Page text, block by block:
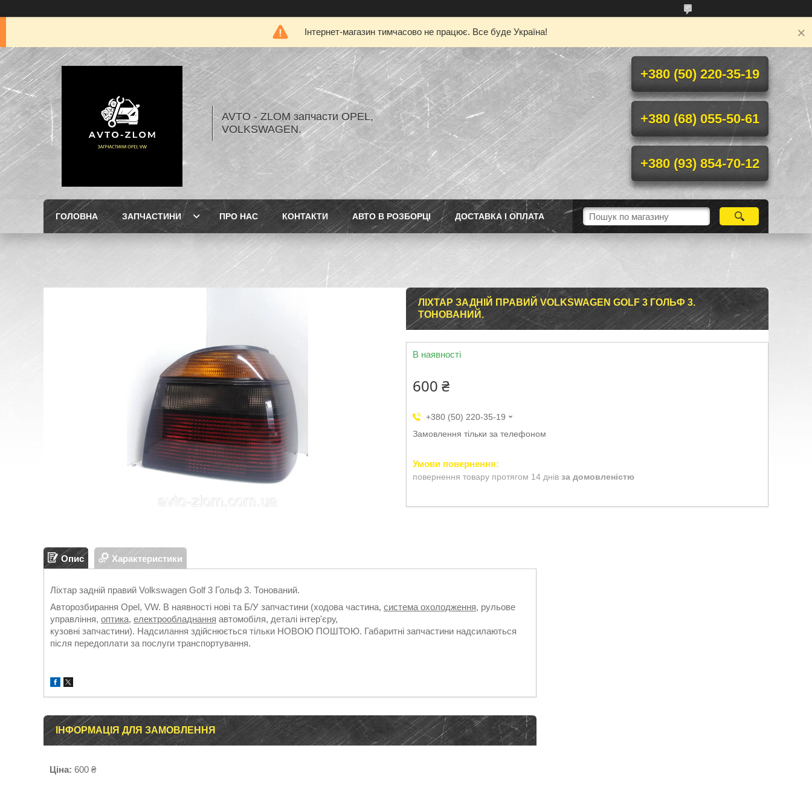
Інтернет-магазин тимчасово не працює. Все буде Україна!
AVTO - ZLOM запчасти OPEL,
VOLKSWAGEN.
+380 (50) 220-35-19
+380 (68) 055-50-61
+380 (93) 854-70-12
ГОЛОВНА ЗАПЧАСТИНИ ПРО НАС КОНТАКТИ АВТО В РОЗБОРЦІ ДОСТАВКА І ОПЛАТА
ЛІХТАР ЗАДНІЙ ПРАВИЙ VOLKSWAGEN GOLF 3 ГОЛЬФ 3.
ТОНОВАНИЙ.
В наявності
600 ₴
+380 (50) 220-35-19
Замовлення тільки за телефоном
повернення товару протягом 14 днів за домовленістю
Опис Характеристики
Ліхтар задній правий Volkswagen Golf 3 Гольф 3. Тонований.
Авторозбирання Opel, VW. В наявності нові та Б/У запчастини (ходова частина, система охолодження, рульове
управління, оптика, електрообладнання автомобіля, деталі інтер'єру,
кузовні запчастини). Надсилання здійснюється тільки НОВОЮ ПОШТОЮ. Габаритні запчастини надсилаються
після передоплати за послуги транспортування.
ІНФОРМАЦІЯ ДЛЯ ЗАМОВЛЕННЯ
Ціна: 600 ₴